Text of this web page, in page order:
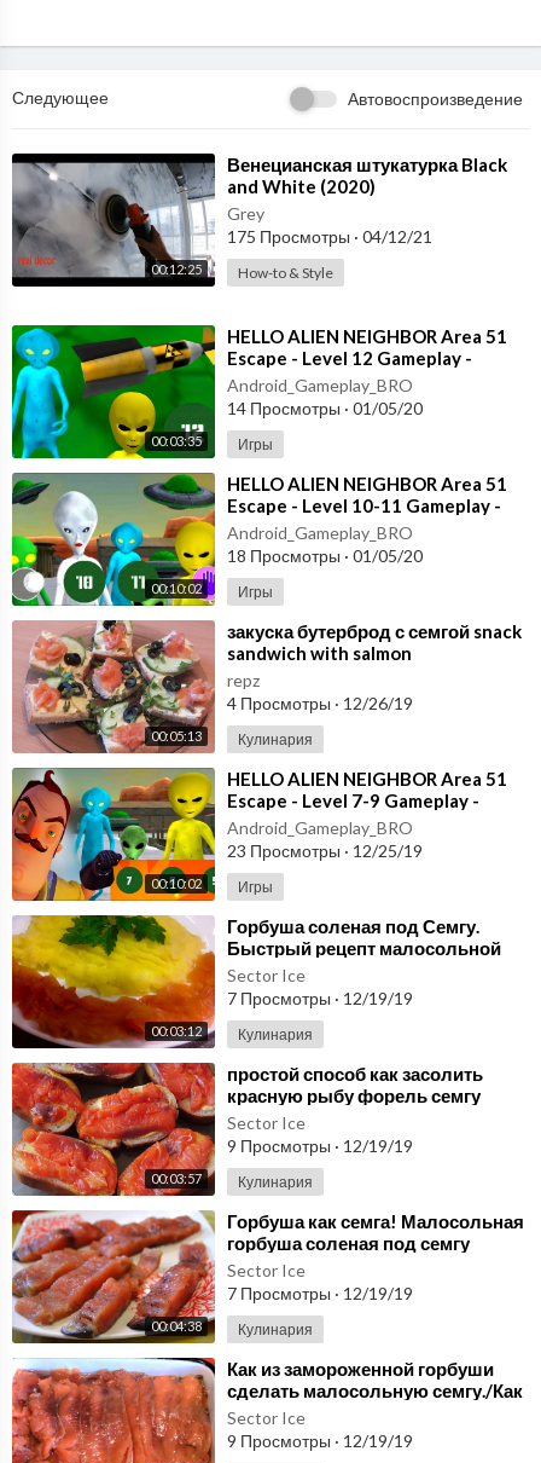
Следующее Автовоспроизведение
00:12:25
⁣Венецианская штукатурка Black
and White (2020)
Grey
175 Просмотры · 04/12/21
How-to & Style
00:03:35
⁣HELLO ALIEN NEIGHBOR Area 51
Escape - Level 12 Gameplay -
Walkthrough [Android - iOS Game]
Granny
Android_Gameplay_BRO
14 Просмотры · 01/05/20
Игры
00:10:02
⁣HELLO ALIEN NEIGHBOR Area 51
Escape - Level 10-11 Gameplay -
Walkthrough [Android - iOS Game]
Granny
Android_Gameplay_BRO
18 Просмотры · 01/05/20
Игры
00:05:13
⁣закуска бутерброд с семгой snack
sandwich with salmon
repz
4 Просмотры · 12/26/19
Кулинария
00:10:02
⁣HELLO ALIEN NEIGHBOR Area 51
Escape - Level 7-9 Gameplay -
Walkthrough [Android - iOS Game]
Granny
Android_Gameplay_BRO
23 Просмотры · 12/25/19
Игры
00:03:12
⁣Горбуша соленая под Семгу.
Быстрый рецепт малосольной
красной рыбы. Очень простой и
легкий рецепт
Sector Ice
7 Просмотры · 12/19/19
Кулинария
00:03:57
⁣простой способ как засолить
красную рыбу форель семгу
лосось горбуша вкусно и просто
Sector Ice
9 Просмотры · 12/19/19
Кулинария
00:04:38
⁣Горбуша как семга! Малосольная
горбуша соленая под семгу
-быстрый и простой
способ!/Salted salmon.
Sector Ice
7 Просмотры · 12/19/19
Кулинария
⁣Как из замороженной горбуши
сделать малосольную семгу./Как
засолить горбушу .
Sector Ice
9 Просмотры · 12/19/19